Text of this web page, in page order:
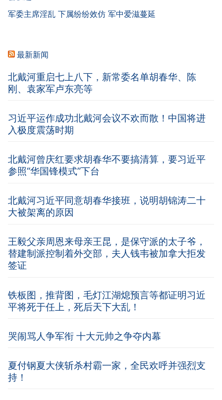
军委主席淫乱 下属纷纷效仿 军中爱滋蔓延
最新新闻
北戴河重启七上八下，新常委名单胡春华、陈
刚、袁家军卢东亮等
习近平运作成功北戴河会议不欢而散！中国将进
入极度震荡时期
北戴河曾庆红要求胡春华不要搞清算，要习近平
参照“华国锋模式”下台
北戴河习近平同意胡春华接班，说明胡锦涛二十
大被架离的原因
王毅父亲周恩来母亲王昆，是保守派的太子爷，
替建制派控制着外交部，夫人钱韦被加拿大拒发
签证
铁板图，推背图，毛灯江湖熄预言等都证明习近
平将死于任上，死后天下大乱！
哭闹骂人争军衔 十大元帅之争夺内幕
夏付钢夏大侠斩杀村霸一家，全民欢呼并强烈支
持！